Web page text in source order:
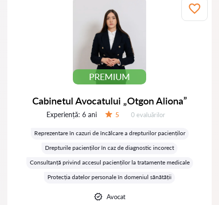
PREMIUM
Cabinetul Avocatului „Otgon Aliona”
Experiență: 6 ani 5 Evaluărilor:
0 evaluărilor
Reprezentare în cazuri de încălcare a drepturilor pacienților
Drepturile pacienților în caz de diagnostic incorect
Consultanță privind accesul pacienților la tratamente medicale
Protecția datelor personale în domeniul sănătății
Avocat